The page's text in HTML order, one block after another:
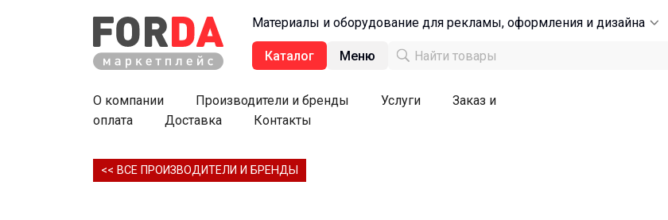
Материалы и оборудование для рекламы, оформления и дизайна
Каталог Меню
О компании Производители и бренды Услуги
Заказ и
оплата
Доставка Контакты
<< ВСЕ ПРОИЗВОДИТЕЛИ И БРЕНДЫ